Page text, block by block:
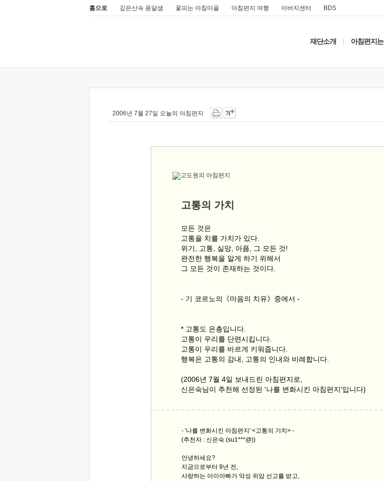
홈으로 깊은산속 옹달샘 꽃피는 아침마을 아침편지 여행 아버지센터 BDS
재단소개 아침편지는
2006년 7월 27일 오늘의 아침편지
고통의 가치
모든 것은
고통을 치를 가치가 있다.
위기, 고통, 실망, 아픔, 그 모든 것!
완전한 행복을 알게 하기 위해서
그 모든 것이 존재하는 것이다.
- 기 코르노의《마음의 치유》중에서 -
* 고통도 은총입니다.
고통이 우리를 단련시킵니다.
고통이 우리를 바르게 키워줍니다.
행복은 고통의 감내, 고통의 인내와 비례합니다.
(2006년 7월 4일 보내드린 아침편지로,
신은숙님이 추천해 선정된 '나를 변화시킨 아침편지'입니다)
- '나를 변화시킨 아침편지' <고통의 가치> -
(추천자 : 신은숙 (su1***@))
안녕하세요?
지금으로부터 9년 전,
사랑하는 아이아빠가 악성 위암 선고를 받고,